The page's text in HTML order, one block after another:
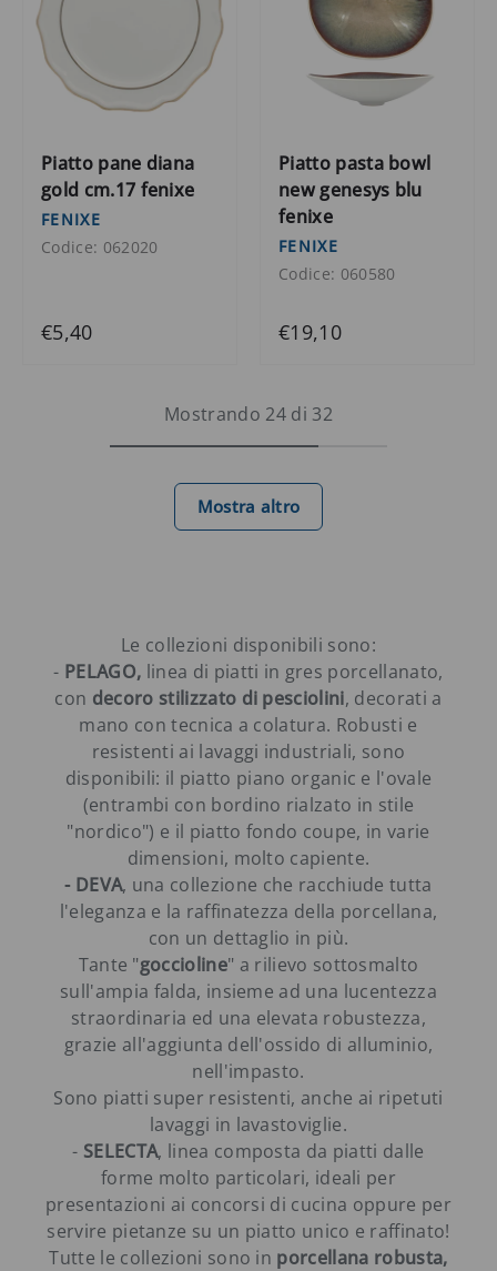
Piatto pane diana
gold cm.17 fenixe
FENIXE
Codice: 062020
€5,40
Piatto pasta bowl
new genesys blu
fenixe
FENIXE
Codice: 060580
€19,10
Mostrando 24 di 32
Mostra altro
Le collezioni disponibili sono:
- PELAGO, linea di piatti in gres porcellanato,
con decoro stilizzato di pesciolini, decorati a
mano con tecnica a colatura. Robusti e
resistenti ai lavaggi industriali, sono
disponibili: il piatto piano organic e l'ovale
(entrambi con bordino rialzato in stile
"nordico") e il piatto fondo coupe, in varie
dimensioni, molto capiente.
- DEVA, una collezione che racchiude tutta
l'eleganza e la raffinatezza della porcellana,
con un dettaglio in più.
Tante "goccioline" a rilievo sottosmalto
sull'ampia falda, insieme ad una lucentezza
straordinaria ed una elevata robustezza,
grazie all'aggiunta dell'ossido di alluminio,
nell'impasto.
Sono piatti super resistenti, anche ai ripetuti
lavaggi in lavastoviglie.
- SELECTA, linea composta da piatti dalle
forme molto particolari, ideali per
presentazioni ai concorsi di cucina oppure per
servire pietanze su un piatto unico e raffinato!
Tutte le collezioni sono in porcellana robusta,